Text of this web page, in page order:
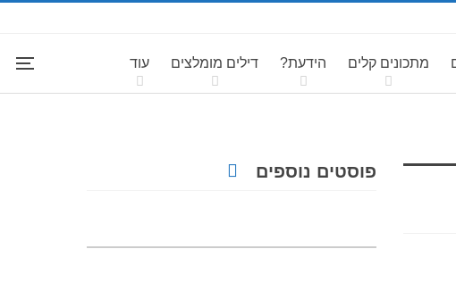
מתכונים קלים הידעת? דילים מומלצים עוד
פוסטים נוספים